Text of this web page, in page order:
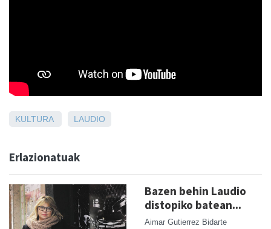
KULTURA LAUDIO
Erlazionatuak
Bazen behin Laudio
distopiko batean...
Aimar Gutierrez Bidarte